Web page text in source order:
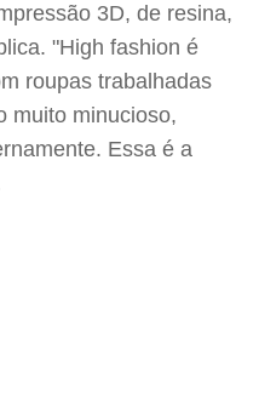
3D, de resina,
"High fashion é
roupas trabalhadas
muito minucioso,
Essa é a